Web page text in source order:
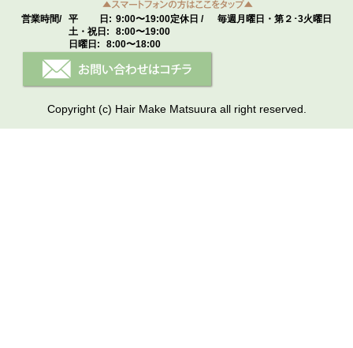
営業時間/ 平 日: 9:00〜19:00
土・祝日:
8:00〜19:00
日曜日:
8:00〜18:00
定休日 / 毎週月曜日・第２･3火曜日
Copyright (c) Hair Make Matsuura all right reserved.